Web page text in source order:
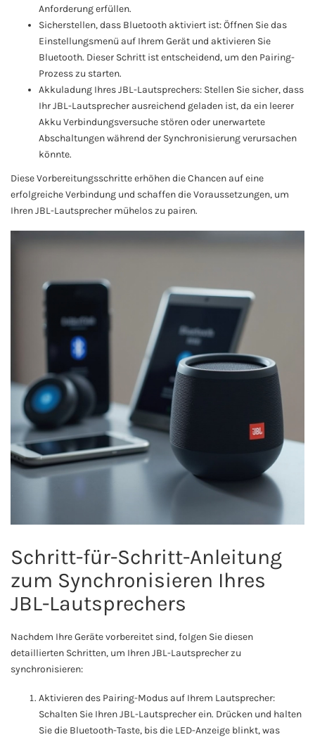
Anforderung erfüllen.
Sicherstellen, dass Bluetooth aktiviert ist: Öffnen Sie das
Einstellungsmenü auf Ihrem Gerät und aktivieren Sie
Bluetooth. Dieser Schritt ist entscheidend, um den Pairing-
Prozess zu starten.
Akkuladung Ihres JBL-Lautsprechers: Stellen Sie sicher, dass
Ihr JBL-Lautsprecher ausreichend geladen ist, da ein leerer
Akku Verbindungsversuche stören oder unerwartete
Abschaltungen während der Synchronisierung verursachen
könnte.
Diese Vorbereitungsschritte erhöhen die Chancen auf eine
erfolgreiche Verbindung und schaffen die Voraussetzungen, um
Ihren JBL-Lautsprecher mühelos zu pairen.
Schritt-für-Schritt-Anleitung
zum Synchronisieren Ihres
JBL-Lautsprechers
Nachdem Ihre Geräte vorbereitet sind, folgen Sie diesen
detaillierten Schritten, um Ihren JBL-Lautsprecher zu
synchronisieren:
Aktivieren des Pairing-Modus auf Ihrem Lautsprecher:
Schalten Sie Ihren JBL-Lautsprecher ein. Drücken und halten
Sie die Bluetooth-Taste, bis die LED-Anzeige blinkt, was